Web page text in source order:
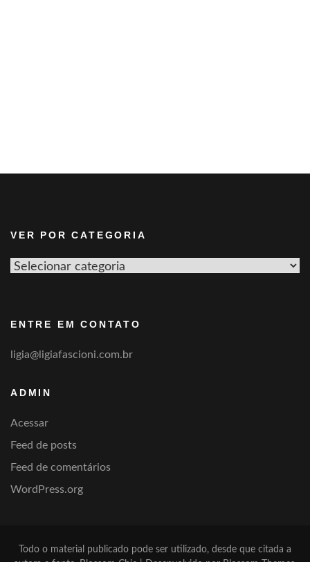
VER POR CATEGORIA
Ver
ENTRE EM CONTATO
ligia@ligiafascioni.com.br
ADMIN
Acessar
Feed de posts
Feed de comentários
WordPress.org
Todo o material publicado pode ser utilizado, desde que citada a